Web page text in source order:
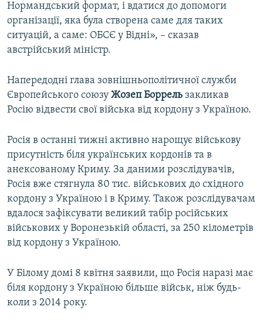
Нормандський формат, і вдатися до допомоги
організації, яка була створена саме для таких
ситуацій, а саме: ОБСЄ у Відні», – сказав
австрійський міністр.
Напередодні глава зовнішньополітичної служби
Європейського союзу Жозеп Боррель закликав
Росію відвести свої війська від кордону з Україною.
Росія в останні тижні активно нарощує військову
присутність біля українських кордонів та в
анексованому Криму. За даними розслідувачів,
Росія вже стягнула 80 тис. військових до східного
кордону з Україною і в Криму. Також розслідувачам
вдалося зафіксувати великий табір російських
військових у Воронезькій області, за 250 кілометрів
від кордону з Україною.
У Білому домі 8 квітня заявили, що Росія наразі має
біля кордону з Україною більше військ, ніж будь-
коли з 2014 року.